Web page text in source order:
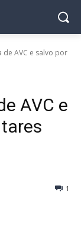
AVC e salvo por
AVC e
1